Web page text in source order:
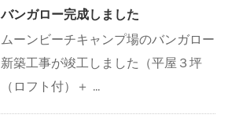
バンガロー完成しました
ムーンビーチキャンプ場のバンガロー
新築工事が竣工しました（平屋３坪
（ロフト付）＋ ...